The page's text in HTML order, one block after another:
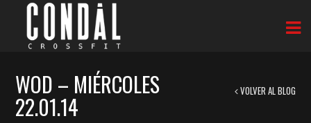
WOD – MIÉRCOLES
22.01.14
VOLVER AL BLOG